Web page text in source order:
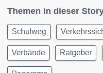
Themen in dieser
Schulweg
Verbände Ratgeber